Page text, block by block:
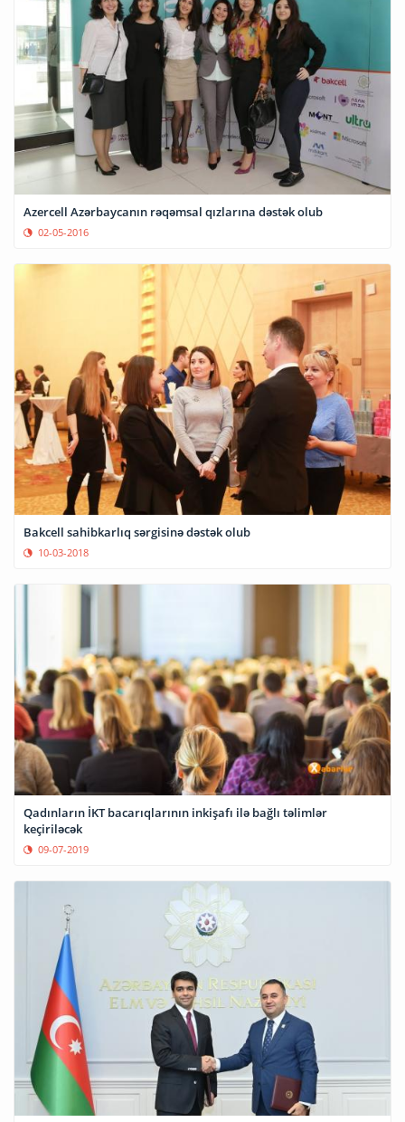
Azercell Azərbaycanın rəqəmsal qızlarına dəstək olub
02-05-2016
Bakcell sahibkarlıq sərgisinə dəstək olub
10-03-2018
Qadınların İKT bacarıqlarının inkişafı ilə bağlı təlimlər
keçiriləcək
09-07-2019